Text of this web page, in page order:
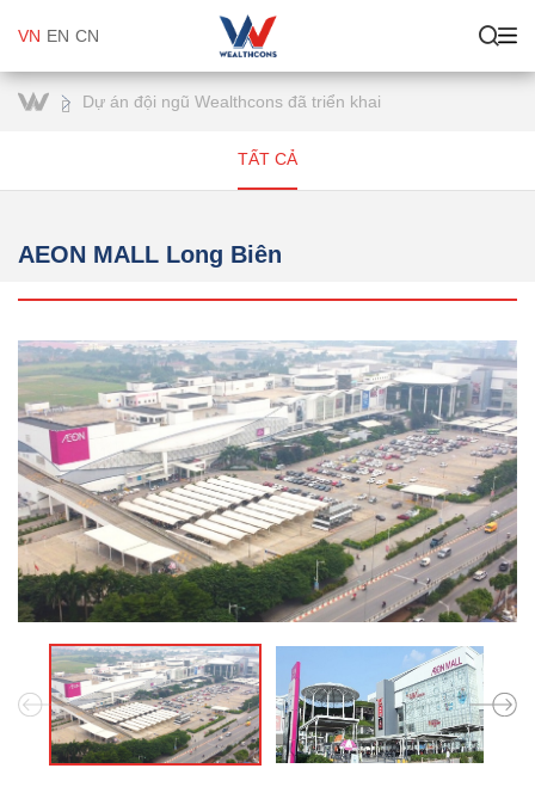
VN EN CN
Dự án đội ngũ Wealthcons đã triển khai
TẤT CẢ
AEON MALL Long Biên